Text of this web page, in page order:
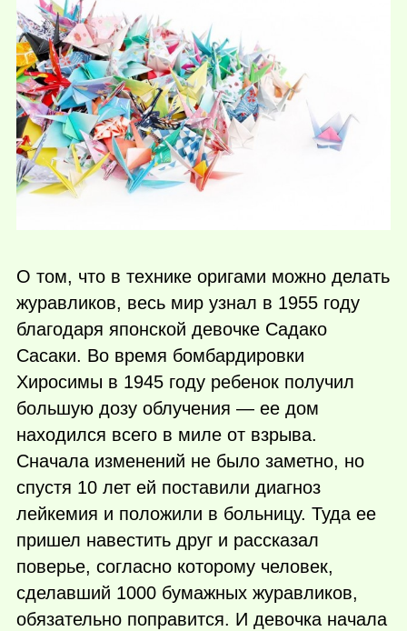
О том, что в технике оригами можно делать
журавликов, весь мир узнал в 1955 году
благодаря японской девочке Садако
Сасаки. Во время бомбардировки
Хиросимы в 1945 году ребенок получил
большую дозу облучения — ее дом
находился всего в миле от взрыва.
Сначала изменений не было заметно, но
спустя 10 лет ей поставили диагноз
лейкемия и положили в больницу. Туда ее
пришел навестить друг и рассказал
поверье, согласно которому человек,
сделавший 1000 бумажных журавликов,
обязательно поправится. И девочка начала